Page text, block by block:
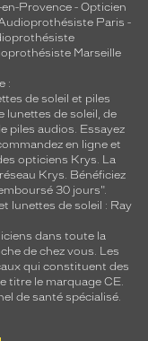
Provence - Opticien
Paris -
Marseille
:
de soleil et piles
lunettes de soleil, de
piles audios. Essayez
en ligne et
opticiens Krys. La
Krys. Bénéficiez
30 jours".
lunettes de soleil : Ray
dans toute la
de chez vous. Les
qui constituent des
titre le marquage CE.
de santé spécialisé.